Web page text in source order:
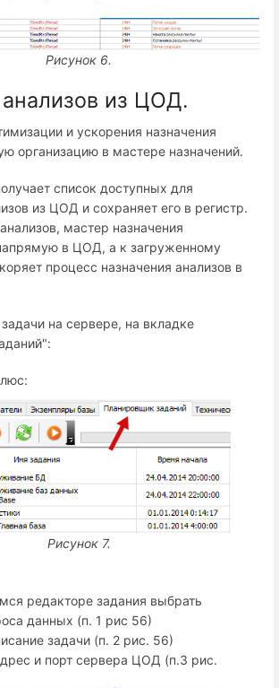
Рисунок 6.
из ЦОД.
и ускорения назначения
организацию в мастере назначений.
список доступных для
из ЦОД и сохраняет его в регистр.
мастер назначения
в ЦОД, а к загруженному
процесс назначения анализов в
на сервере, на вкладке
Рисунок 7.
редакторе задания выбрать
данных (п. 1 рис 56)
задачи (п. 2 рис. 56)
и порт сервера ЦОД (п.3 рис.